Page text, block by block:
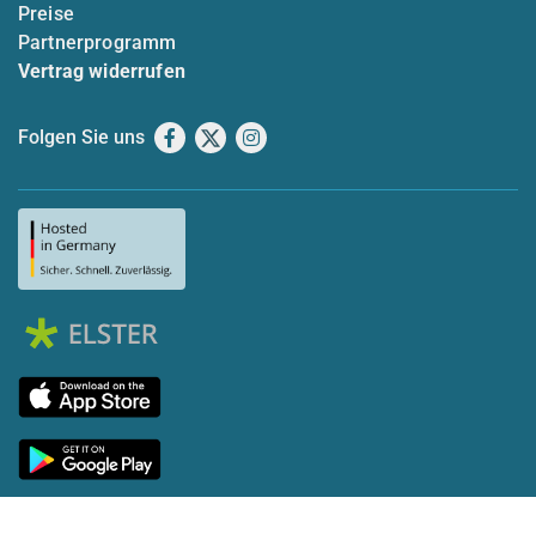
Preise
Partnerprogramm
Vertrag widerrufen
Folgen Sie uns Facebook
X Instagram